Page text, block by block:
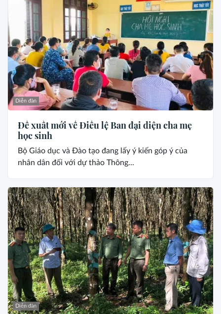
Diễn đàn
Đề xuất mới về Điều lệ Ban đại diện cha mẹ
học sinh
Bộ Giáo dục và Đào tạo đang lấy ý kiến góp ý của
nhân dân đối với dự thảo Thông...
Diễn đàn